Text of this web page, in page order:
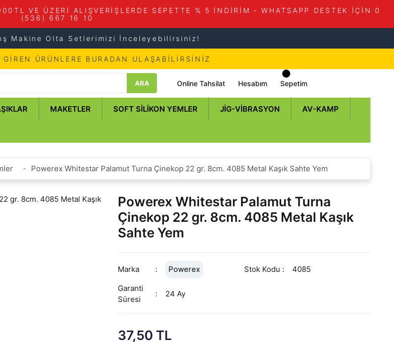
VE ÜZERİ ALIŞVERİŞLERDE SEPETTE % 5 İNDİRİM - WHATSAPP DESTEK İÇİN 0
(536) 667 16 10
Makine Olta Setlerimizi İnceleyebilirsiniz!
ÜRÜNLERE BURADAN ULAŞABİLİRSİNİZ
ARA Online Tahsilat Hesabım Sepetim
MAKETLER SOFT SILIKON YEMLER JIG-VIBRASYON AV-KAMP
Powerex Whitestar Palamut Turna Çinekop 22 gr. 8cm. 4085 Metal Kaşık Sahte Yem
Powerex Whitestar Palamut Turna
Çinekop 22 gr. 8cm. 4085 Metal Kaşık
Sahte Yem
Marka Powerex Stok Kodu
4085
Garanti
Süresi
24 Ay
37,50 TL